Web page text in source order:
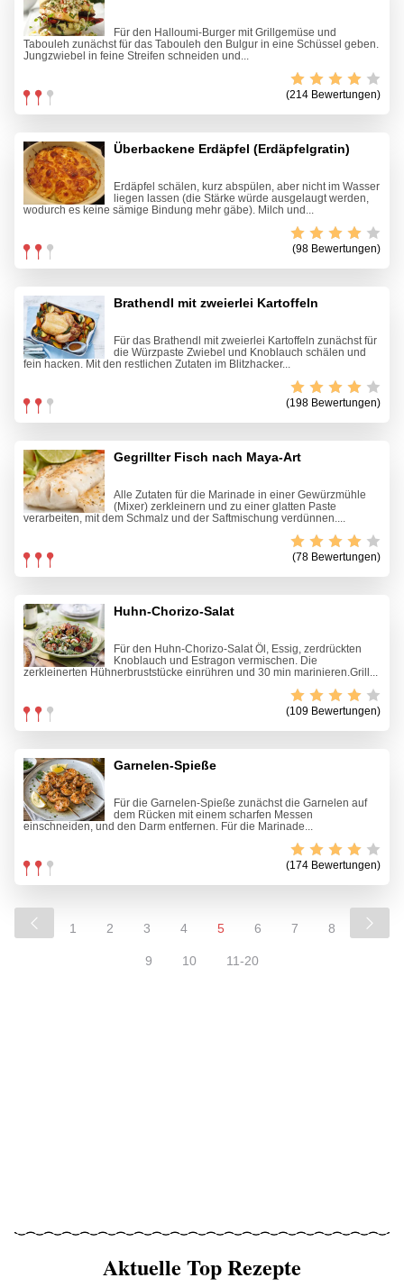
Für den Halloumi-Burger mit Grillgemüse und
Tabouleh zunächst für das Tabouleh den Bulgur in eine Schüssel geben.
Jungzwiebel in feine Streifen schneiden und...
(214 Bewertungen)
Überbackene Erdäpfel (Erdäpfelgratin)
Erdäpfel schälen, kurz abspülen, aber nicht im Wasser
liegen lassen (die Stärke würde ausgelaugt werden,
wodurch es keine sämige Bindung mehr gäbe). Milch und...
(98 Bewertungen)
Brathendl mit zweierlei Kartoffeln
Für das Brathendl mit zweierlei Kartoffeln zunächst für
die Würzpaste Zwiebel und Knoblauch schälen und
fein hacken. Mit den restlichen Zutaten im Blitzhacker...
(198 Bewertungen)
Gegrillter Fisch nach Maya-Art
Alle Zutaten für die Marinade in einer Gewürzmühle
(Mixer) zerkleinern und zu einer glatten Paste
verarbeiten, mit dem Schmalz und der Saftmischung verdünnen....
(78 Bewertungen)
Huhn-Chorizo-Salat
Für den Huhn-Chorizo-Salat Öl, Essig, zerdrückten
Knoblauch und Estragon vermischen. Die
zerkleinerten Hühnerbruststücke einrühren und 30 min marinieren.Grill...
(109 Bewertungen)
Garnelen-Spieße
Für die Garnelen-Spieße zunächst die Garnelen auf
dem Rücken mit einem scharfen Messen
einschneiden, und den Darm entfernen. Für die Marinade...
(174 Bewertungen)
1 2 3 4 5 6 7 8
9 10 11-20
Aktuelle Top Rezepte